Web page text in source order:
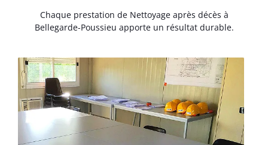
Chaque prestation de Nettoyage après décès à
Bellegarde-Poussieu apporte un résultat durable.